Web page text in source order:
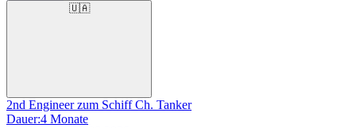
🇺🇦
2nd Engineer zum Schiff Ch. Tanker
Dauer:4 Monate